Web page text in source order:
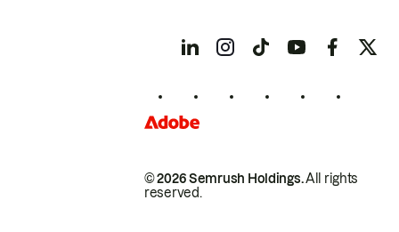
© 2026 Semrush Holdings.All rights
reserved.